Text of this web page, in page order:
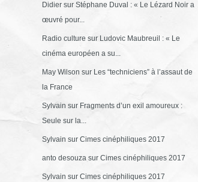
Didiersur Stéphane Duval : « Le Lézard Noir a
œuvré pour...
Radio culture sur Ludovic Maubreuil : « Le
cinéma européen a su...
May Wilson sur Les “techniciens” à l’assaut de
la France
Sylvain sur Fragments d’un exil amoureux :
Seule sur la...
Sylvain sur Cimes cinéphiliques 2017
anto desouzasur Cimes cinéphiliques 2017
Sylvain sur Cimes cinéphiliques 2017